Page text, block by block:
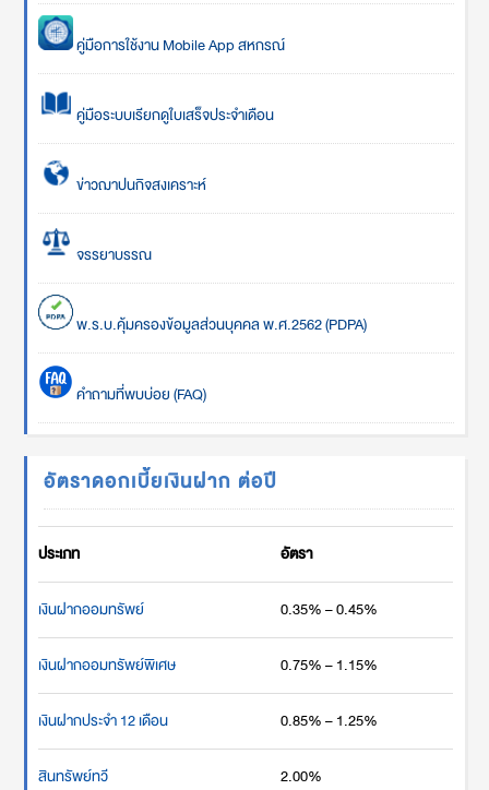
คู่มือการใช้งาน Mobile App สหกรณ์
คู่มือระบบเรียกดูใบเสร็จประจำเดือน
ข่าวฌาปนกิจสงเคราะห์
จรรยาบรรณ
พ.ร.บ.คุ้มครองข้อมูลส่วนบุคคล พ.ศ.2562 (PDPA)
คำถามที่พบบ่อย (FAQ)
อัตราดอกเบี้ยเงินฝาก ต่อปี
ประเภท อัตรา
เงินฝากออมทรัพย์ 0.35% – 0.45%
เงินฝากออมทรัพย์พิเศษ 0.75% – 1.15%
เงินฝากประจำ 12 เดือน 0.85% – 1.25%
สินทรัพย์ทวี 2.00%